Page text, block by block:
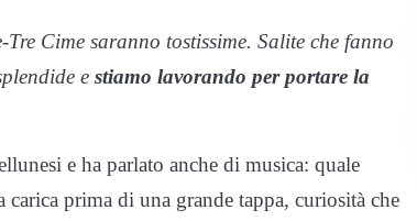
Cime saranno tostissime. Salite che fanno
e stiamo lavorando per portare la
e ha parlato anche di musica: quale
prima di una grande tappa, curiosità che